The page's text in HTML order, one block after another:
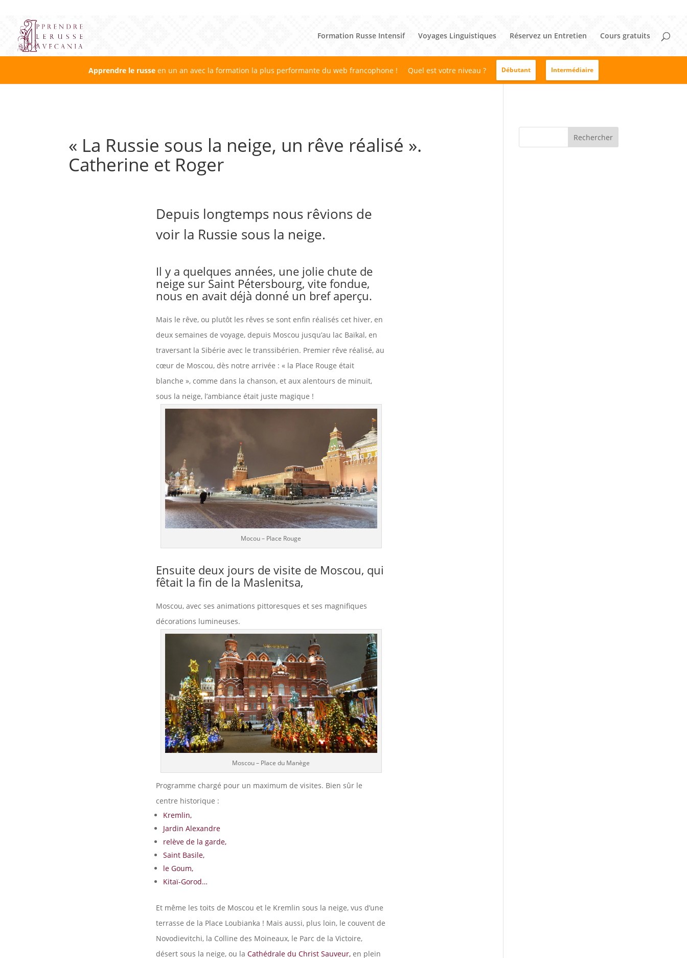
Formation Russe Intensif Voyages Linguistiques Réservez un Entretien Cours gratuits
Apprendre le russe en un an avec la formation la plus performante du web francophone ! Quel est votre niveau ? Débutant Intermédiaire
« La Russie sous la neige, un rêve réalisé ».
Catherine et Roger
Depuis longtemps nous rêvions de
voir la Russie sous la neige.
Il y a quelques années, une jolie chute de
neige sur Saint Pétersbourg, vite fondue,
nous en avait déjà donné un bref aperçu.
Mais le rêve, ou plutôt les rêves se sont enfin réalisés cet hiver, en
deux semaines de voyage, depuis Moscou jusqu’au lac Baïkal, en
traversant la Sibérie avec le transsibérien. Premier rêve réalisé, au
cœur de Moscou, dès notre arrivée : « la Place Rouge était
blanche », comme dans la chanson, et aux alentours de minuit,
sous la neige, l’ambiance était juste magique !
Mocou – Place Rouge
Ensuite deux jours de visite de Moscou, qui
fêtait la fin de la Maslenitsa,
Moscou, avec ses animations pittoresques et ses magnifiques
décorations lumineuses.
Moscou – Place du Manège
Programme chargé pour un maximum de visites. Bien sûr le
centre historique :
Kremlin,
Jardin Alexandre
relève de la garde,
Saint Basile,
le Goum,
Kitaï-Gorod…
Et même les toits de Moscou et le Kremlin sous la neige, vus d’une
terrasse de la Place Loubianka ! Mais aussi, plus loin, le couvent de
Novodievitchi, la Colline des Moineaux, le Parc de la Victoire,
désert sous la neige, ou la Cathédrale du Christ Sauveur,en plein